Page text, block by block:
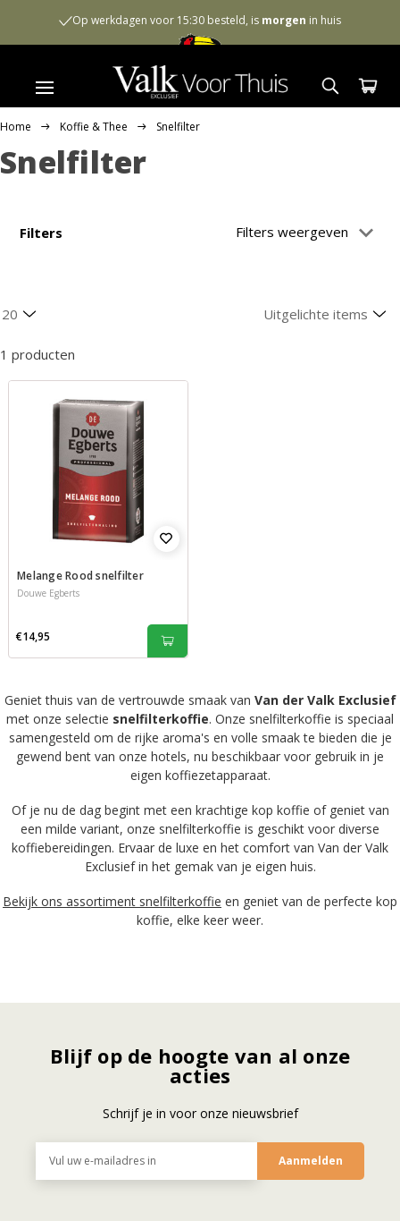
Op werkdagen voor 15:30 besteld, is morgen in huis
Home Koffie & Thee Snelfilter
Snelfilter
1 producten
Filters Filters weergeven
Melange Rood snelfilter
Douwe Egberts
€14,95
Geniet thuis van de vertrouwde smaak van Van der Valk Exclusief
met onze selectie snelfilterkoffie. Onze snelfilterkoffie is speciaal
samengesteld om de rijke aroma's en volle smaak te bieden die je
gewend bent van onze hotels, nu beschikbaar voor gebruik in je
eigen koffiezetapparaat.
Of je nu de dag begint met een krachtige kop koffie of geniet van
een milde variant, onze snelfilterkoffie is geschikt voor diverse
koffiebereidingen. Ervaar de luxe en het comfort van Van der Valk
Exclusief in het gemak van je eigen huis.
Bekijk ons assortiment snelfilterkoffie en geniet van de perfecte kop
koffie, elke keer weer.
Blijf op de hoogte van al onze
acties
Schrijf je in voor onze nieuwsbrief
mailadres